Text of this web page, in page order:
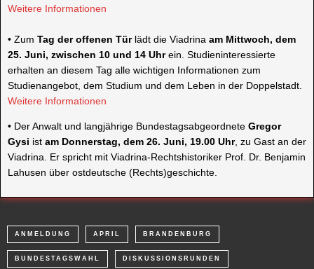
Weitere Informationen
• Zum Tag der offenen Türlädt die Viadrina am Mittwoch, dem
25. Juni, zwischen 10 und 14 Uhrein. Studieninteressierte
erhalten an diesem Tag alle wichtigen Informationen zum
Studienangebot, dem Studium und dem Leben in der Doppelstadt.
Weitere Informationen
• Der Anwalt und langjährige Bundestagsabgeordnete Gregor
Gysi ist am Donnerstag, dem 26. Juni, 19.00 Uhr, zu Gast an der
Viadrina. Er spricht mit Viadrina-Rechtshistoriker Prof. Dr. Benjamin
Lahusen über ostdeutsche (Rechts)geschichte.
ANMELDUNG APRIL BRANDENBURG
BUNDESTAGSWAHL DISKUSSIONSRUNDEN